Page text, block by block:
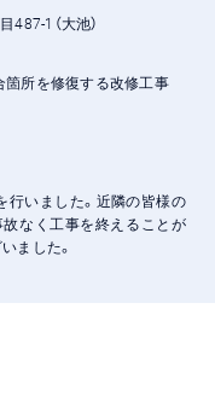
1（大池）
所を修復する改修工事
行いました。近隣の皆様の
故なく工事を終えることが
ました。